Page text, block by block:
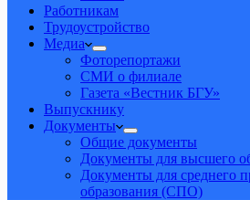
Работникам
Трудоустройство
Медиа
Фоторепортажи
СМИ о филиале
Газета «Вестник БГУ»
Выпускнику
Документы
Общие документы
Документы для высшего
Документы для среднего
образования (СПО)